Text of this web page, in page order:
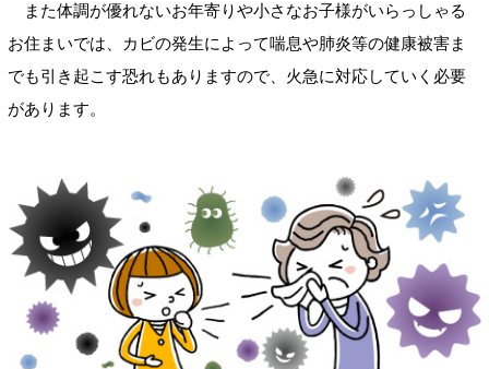
また体調が優れないお年寄りや小さなお子様がいらっしゃる
お住まいでは、カビの発生によって喘息や肺炎等の健康被害ま
でも引き起こす恐れもありますので、火急に対応していく必要
があります。